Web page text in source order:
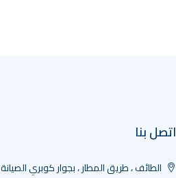
اتصل بنا
الطائف ، طريق المطار ، بجوار كوبري الصيانة